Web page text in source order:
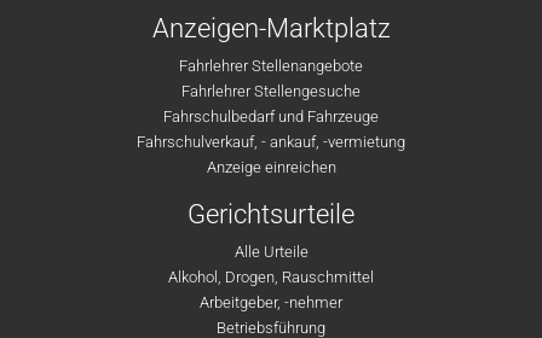
Anzeigen-Marktplatz
Fahrlehrer Stellenangebote
Fahrlehrer Stellengesuche
Fahrschulbedarf und Fahrzeuge
Fahrschulverkauf, - ankauf, -vermietung
Anzeige einreichen
Gerichtsurteile
Alle Urteile
Alkohol, Drogen, Rauschmittel
Arbeitgeber, -nehmer
Betriebsführung